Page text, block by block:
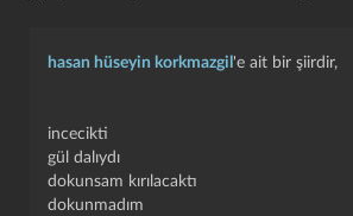
hasan hüseyin korkmazgil 'e ait bir şiirdir,
incecikti
gül dalıydı
dokunsam kırılacaktı
dokunmadım